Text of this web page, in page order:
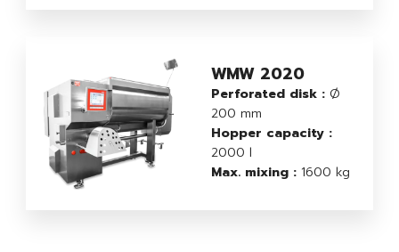
WMW 2020
Perforated disk : Ø
200 mm
Hopper capacity :
2000 l
Max. mixing : 1600 kg